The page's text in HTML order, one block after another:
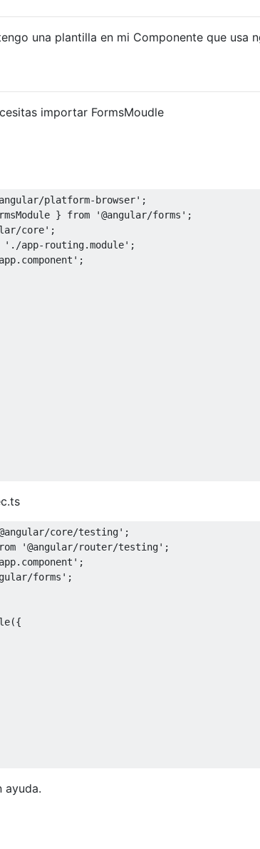
una plantilla en mi Componente que usa
importar FormsMoudle
platform-browser' ;
} from '@angular/forms' ;
core' ;
'./app-routing.module' ;
;
core/testing' ;
'@angular/router/testing' ;
;
forms' ;
({
ayuda.